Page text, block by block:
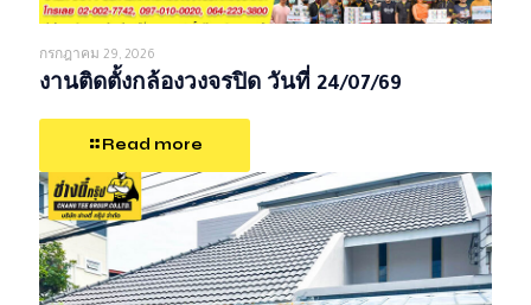
กรกฎาคม 29, 2026
งานติดตั้งกล้องวงจรปิด วันที่ 24/07/69
Read more